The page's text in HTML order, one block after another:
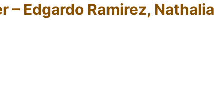
– Edgardo Ramirez, Nathalia